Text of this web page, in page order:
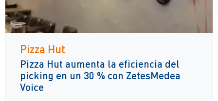
Pizza Hut
Pizza Hut aumenta la eficiencia del
picking en un 30 % con ZetesMedea
Voice